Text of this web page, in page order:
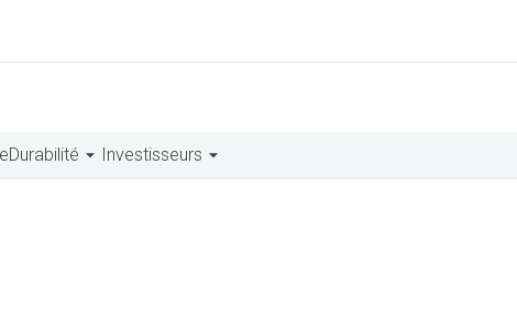
Durabilité Investisseurs